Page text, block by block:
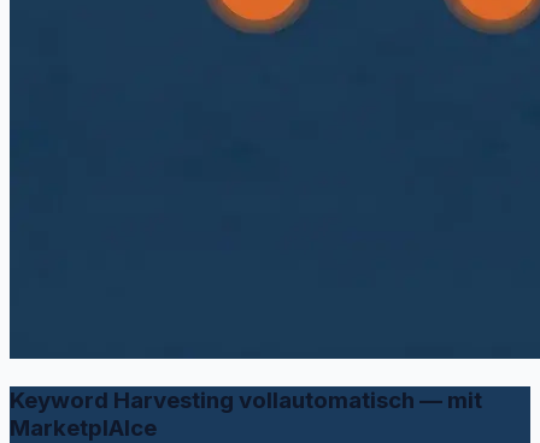
Keyword Harvesting vollautomatisch — mit
MarketplAIce